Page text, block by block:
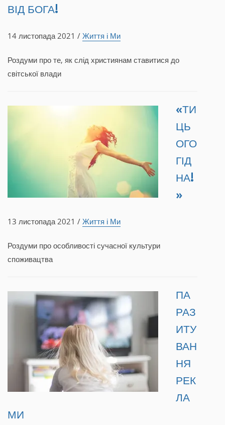
ВІД БОГА!
14 листопада 2021 / Життя і Ми
Роздуми про те, як слід християнам ставитися до
світської влади
«ТИ
ЦЬ
ОГО
ГІД
НА!
»
13 листопада 2021 / Життя і Ми
Роздуми про особливості сучасної культури
споживацтва
ПА
РАЗ
ИТУ
ВАН
НЯ
РЕК
ЛА
МИ